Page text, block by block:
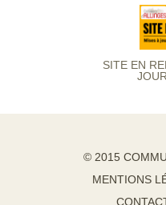
SITE EN
© 2015
MENTIONS